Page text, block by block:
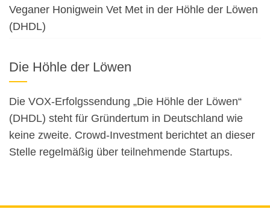
Veganer Honigwein Vet Met in der Höhle der Löwen
(DHDL)
Die Höhle der Löwen
Die VOX-Erfolgssendung „Die Höhle der Löwen“
(DHDL) steht für Gründertum in Deutschland wie
keine zweite. Crowd-Investment berichtet an dieser
Stelle regelmäßig über teilnehmende Startups.